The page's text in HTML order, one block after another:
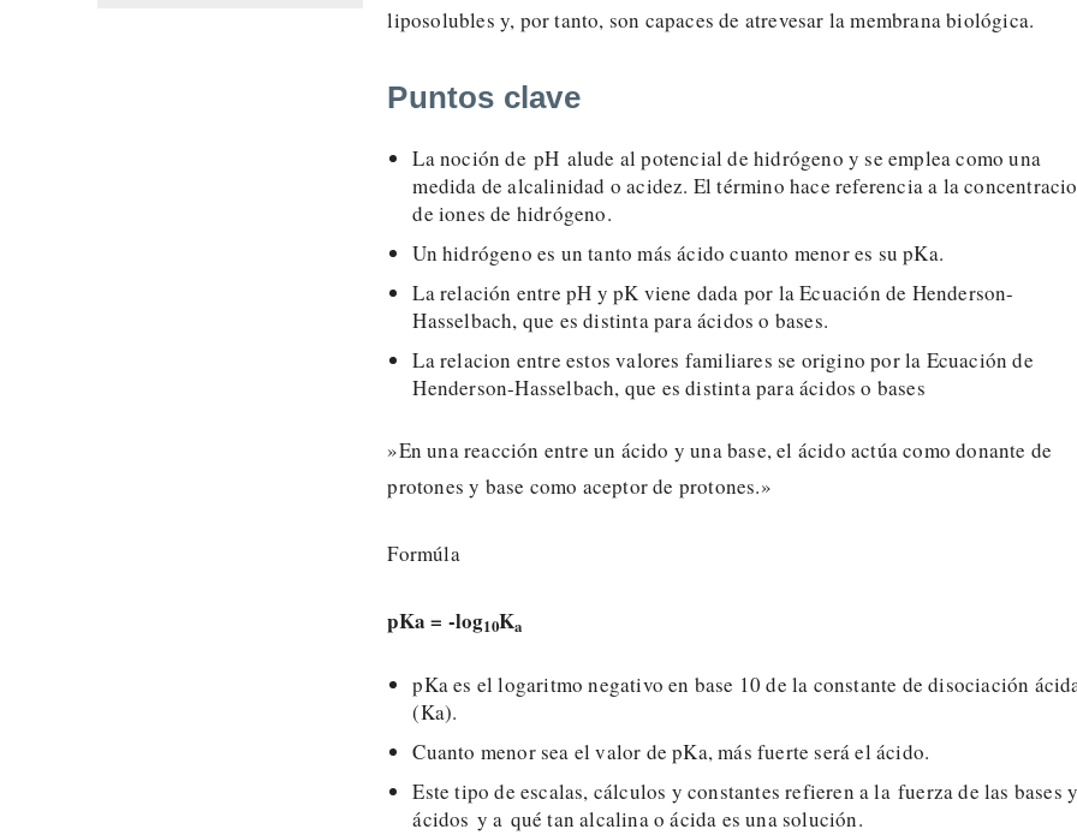
liposolubles y, por tanto, son capaces de atrevesar la membrana biológica.
Puntos clave
La noción de pH alude al potencial de hidrógeno y se emplea como una
medida de alcalinidad o acidez. El término hace referencia a la
de iones de hidrógeno.
Un hidrógeno es un tanto más ácido cuanto menor es su pKa.
La relación entre pH y pK viene dada por la Ecuación de Henderson-
Hasselbach, que es distinta para ácidos o bases.
La relacion entre estos valores familiares se origino por la Ecuación de
Henderson-Hasselbach, que es distinta para ácidos o bases
»En una reacción entre un ácido y una base, el ácido actúa como donante de
protones y base como aceptor de protones.»
Formúla
pKa = -log10Ka
pKa es el logaritmo negativo en base 10 de la constante de disociación
(Ka).
Cuanto menor sea el valor de pKa, más fuerte será el ácido.
Este tipo de escalas, cálculos y constantes refieren a la fuerza de las bases
ácidos y a qué tan alcalina o ácida es una solución.